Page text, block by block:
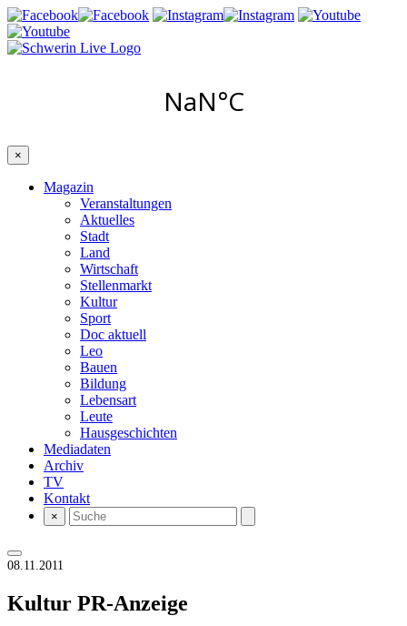
×
Magazin
Veranstaltungen
Aktuelles
Stadt
Land
Wirtschaft
Stellenmarkt
Kultur
Sport
Doc aktuell
Leo
Bauen
Bildung
Lebensart
Leute
Hausgeschichten
Mediadaten
Archiv
TV
Kontakt
×
08.11.2011
Kultur PR-Anzeige